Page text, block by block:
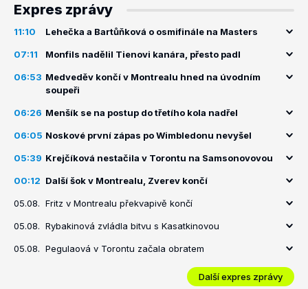
Expres zprávy
11:10 Lehečka a Bartůňková o osmifinále na Masters
07:11 Monfils nadělil Tienovi kanára, přesto padl
06:53 Medveděv končí v Montrealu hned na úvodním
soupeři
06:26 Menšík se na postup do třetího kola nadřel
06:05 Noskové první zápas po Wimbledonu nevyšel
05:39 Krejčíková nestačila v Torontu na Samsonovovou
00:12 Další šok v Montrealu, Zverev končí
05.08. Fritz v Montrealu překvapivě končí
05.08. Rybakinová zvládla bitvu s Kasatkinovou
05.08. Pegulaová v Torontu začala obratem
Další expres zprávy